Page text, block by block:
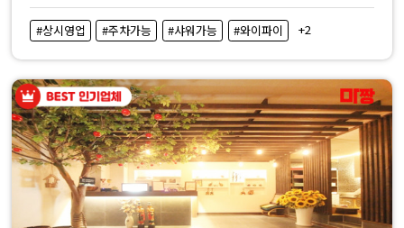
#상시영업 #주차가능 #샤워가능 #와이파이 +2